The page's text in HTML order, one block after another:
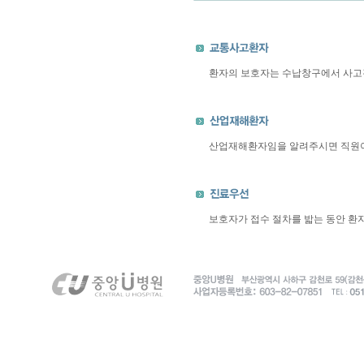
환자의 보호자는 수납창구에서 사
산업재해환자임을 알려주시면 직원
보호자가 접수 절차를 밟는 동안 환